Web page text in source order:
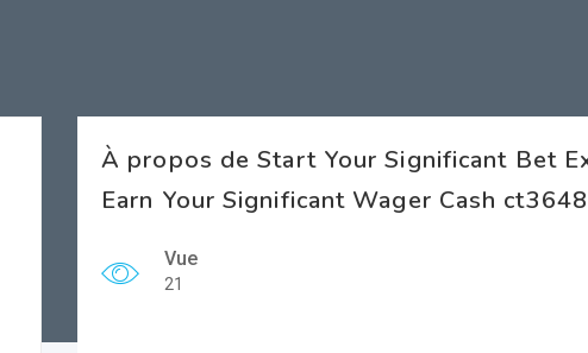
À propos de Start Your Significant Bet
Earn Your Significant Wager Cash
Vue
21